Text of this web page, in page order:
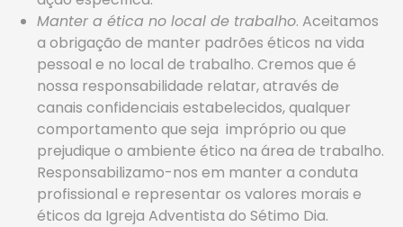
Manter a ética no local de trabalho. Aceitamos
a obrigação de manter padrões éticos na vida
pessoal e no local de trabalho. Cremos que é
nossa responsabilidade relatar, através de
canais confidenciais estabelecidos, qualquer
comportamento que seja impróprio ou que
prejudique o ambiente ético na área de trabalho.
Responsabilizamo-nos em manter a conduta
profissional e representar os valores morais e
éticos da Igreja Adventista do Sétimo Dia.